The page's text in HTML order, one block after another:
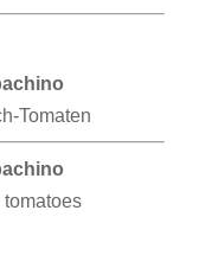
Tomaten
tomatoes